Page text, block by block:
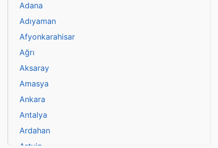
Adana
Adıyaman
Afyonkarahisar
Ağrı
Aksaray
Amasya
Ankara
Antalya
Ardahan
Artvin